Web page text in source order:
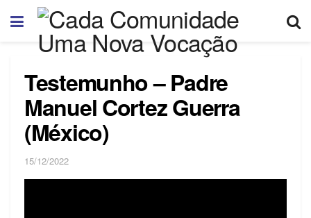
Testemunho – Padre
Manuel Cortez Guerra
(México)
15/12/2022